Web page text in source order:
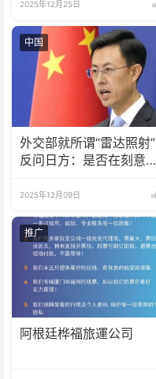
2025年12月25日
中国
外交部就所谓“雷达照射”
反问日方：是否在刻意滋
2025年12月09日
推广
阿根廷桦福旅運公司